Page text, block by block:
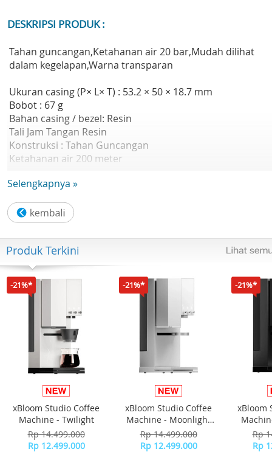
DESKRIPSI PRODUK :
Tahan guncangan,Ketahanan air 20 bar,Mudah dilihat
dalam kegelapan,Warna transparan
Ukuran casing (P× L× T) : 53.2 × 50 × 18.7 mm
Bobot : 67 g
Bahan casing / bezel: Resin
Tali Jam Tangan Resin
Konstruksi : Tahan Guncangan
Ketahanan air 200 meter
Kaca Mineral
Fitur Jam :
- Stopwatch
- Alarm/sinyal waktu hitungan jam
- Cahaya
- Kalender
- Waktu Mundur
- Warna cahaya EL:Hijau Biru
- Akurasi: ±15 detik per bulan
- Penunjuk waktu standar: Jam, menit, detik, pm, bulan,
tanggal, hari
- Garansi Resmi 1 Tahun
Selengkapnya »
Produk Terkini
-21%*
xBloom Studio Coffee
Machine - Twilight
Rp 14.499.000
Rp 12.499.000
-21%*
xBloom Studio Coffee
Machine - Moonlight
White
Rp 14.499.000
Rp 12.499.000
-21%*
xBloom
Rp
Rp